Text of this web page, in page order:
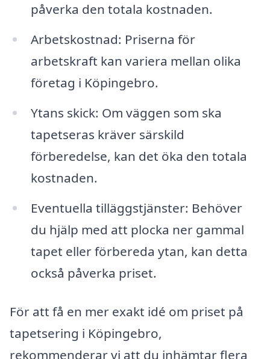
påverka den totala kostnaden.
Arbetskostnad: Priserna för
arbetskraft kan variera mellan olika
företag i Köpingebro.
Ytans skick: Om väggen som ska
tapetseras kräver särskild
förberedelse, kan det öka den totala
kostnaden.
Eventuella tilläggstjänster: Behöver
du hjälp med att plocka ner gammal
tapet eller förbereda ytan, kan detta
också påverka priset.
För att få en mer exakt idé om priset på
tapetsering i Köpingebro,
rekommenderar vi att du inhämtar flera